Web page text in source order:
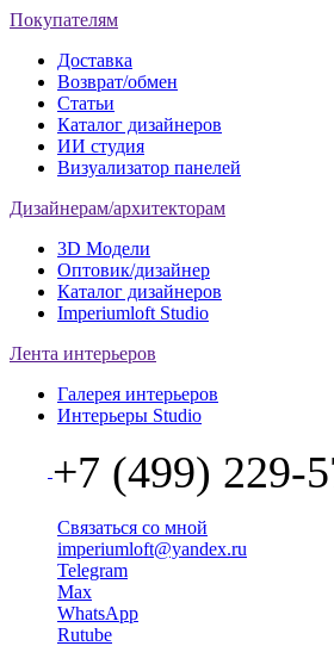
Покупателям
Доставка
Возврат/обмен
Статьи
Каталог дизайнеров
ИИ студия
Визуализатор панелей
Дизайнерам/архитекторам
3D Модели
Оптовик/дизайнер
Каталог дизайнеров
Imperiumloft Studio
Лента интерьеров
Галерея интерьеров
Интерьеры Studio
+7 (499) 229-
Связаться со мной
imperiumloft@yandex.ru
Telegram
Max
WhatsApp
Rutube